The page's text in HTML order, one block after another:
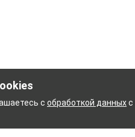
с обработкой данныхс